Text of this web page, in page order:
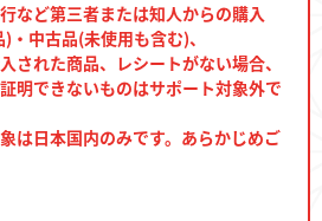
など第三者または知人からの購入
中古品(未使用も含む)、
された商品、レシートがない場合、
明できないものはサポート対象外で
は日本国内のみです。あらかじめご